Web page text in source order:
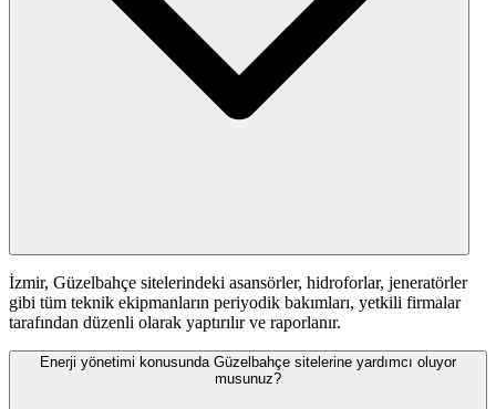
İzmir, Güzelbahçe sitelerindeki asansörler, hidroforlar, jeneratörler
gibi tüm teknik ekipmanların periyodik bakımları, yetkili firmalar
tarafından düzenli olarak yaptırılır ve raporlanır.
Enerji yönetimi konusunda Güzelbahçe sitelerine yardımcı oluyor
musunuz?